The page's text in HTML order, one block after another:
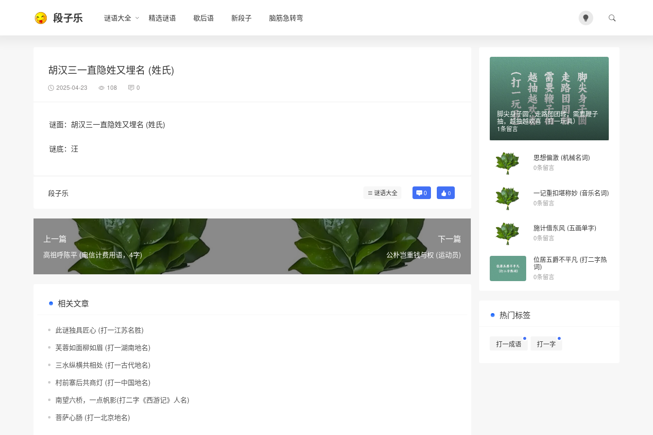
段子乐 谜语大全 精选谜语 歇后语 新段子 脑筋急转弯
胡汉三一直隐姓又埋名 (姓氏)
2025-04-23 108 0
谜面：胡汉三一直隐姓又埋名 (姓氏)
谜底：汪
段子乐 谜语大全 0 0
上一篇
高祖呼陈平 (电信计费用语，4字)
下一篇
公朴岂重钱与权 (运动员)
相关文章
此谜独具匠心 (打一江苏名胜)
芙蓉如面柳如眉 (打一湖南地名)
三水纵横共相处 (打一古代地名)
村前寨后共商灯 (打一中国地名)
南望六桥，一点帆影(打二字《西游记》人名)
菩萨心肠 (打一北京地名)
脚尖身子圆，走路团团转，需要鞭子
抽，越抽越欢喜（打一玩具）
1条留言
思想偏激 (机械名词)
0条留言
一记重扣堪称妙 (音乐名词)
0条留言
施计借东风 (五画单字)
0条留言
位居五爵不平凡 (打二字热
词)
0条留言
热门标签
打一成语 打一字